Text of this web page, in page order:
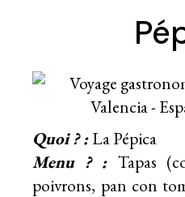
Quoi ? :La Pépica
Menu ? : Tapas
poivrons, pan con